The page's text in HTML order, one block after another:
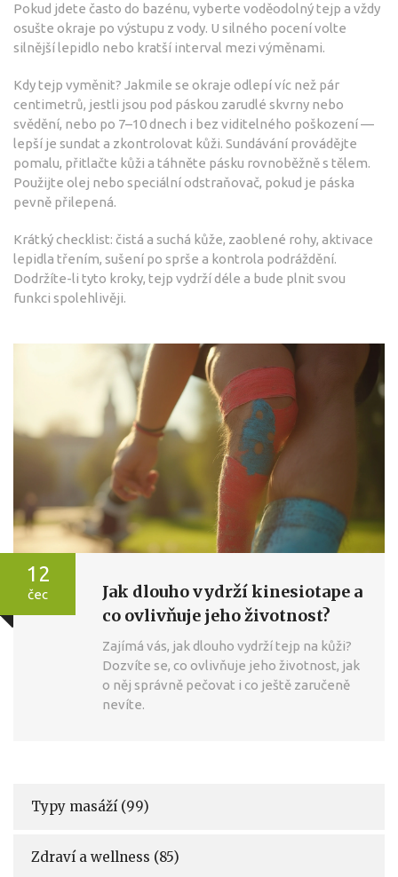
Pokud jdete často do bazénu, vyberte voděodolný tejp a vždy
osušte okraje po výstupu z vody. U silného pocení volte
silnější lepidlo nebo kratší interval mezi výměnami.
Kdy tejp vyměnit? Jakmile se okraje odlepí víc než pár
centimetrů, jestli jsou pod páskou zarudlé skvrny nebo
svědění, nebo po 7–10 dnech i bez viditelného poškození —
lepší je sundat a zkontrolovat kůži. Sundávání provádějte
pomalu, přitlačte kůži a táhněte pásku rovnoběžně s tělem.
Použijte olej nebo speciální odstraňovač, pokud je páska
pevně přilepená.
Krátký checklist: čistá a suchá kůže, zaoblené rohy, aktivace
lepidla třením, sušení po sprše a kontrola podráždění.
Dodržíte-li tyto kroky, tejp vydrží déle a bude plnit svou
funkci spolehlivěji.
12
čec
Jak dlouho vydrží kinesiotape a
co ovlivňuje jeho životnost?
Zajímá vás, jak dlouho vydrží tejp na kůži?
Dozvíte se, co ovlivňuje jeho životnost, jak
o něj správně pečovat i co ještě zaručeně
nevíte.
Typy masáží (99)
Zdraví a wellness (85)